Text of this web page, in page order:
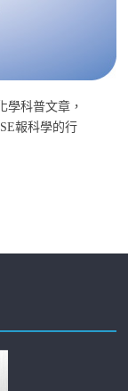
學科普文章，
報科學的行